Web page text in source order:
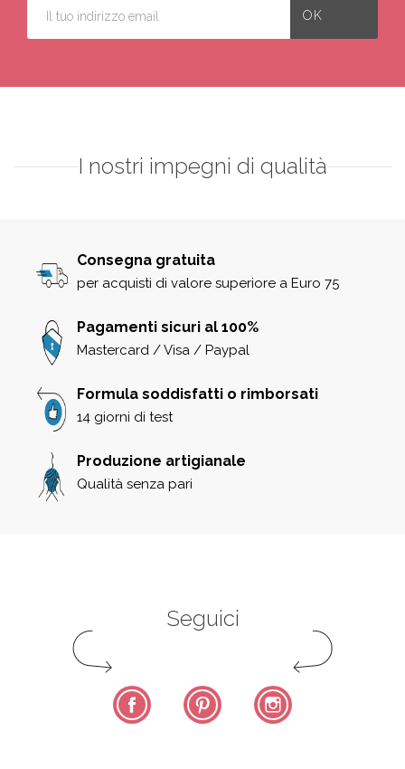
I nostri impegni di qualità
Consegna gratuita
per acquisti di valore superiore a Euro 75
Pagamenti sicuri al 100%
Mastercard / Visa / Paypal
Formula soddisfatti o rimborsati
14 giorni di test
Produzione artigianale
Qualità senza pari
Seguici
Facebook Pinterest